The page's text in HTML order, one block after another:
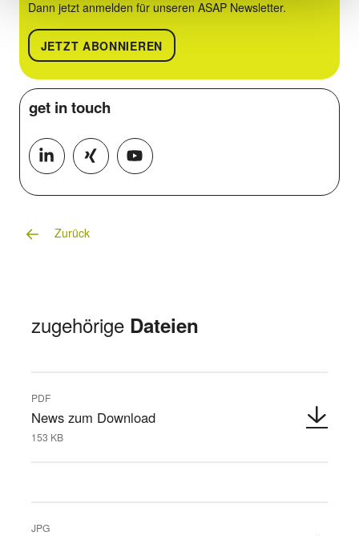
Dann jetzt anmelden für unseren ASAP Newsletter.
JETZT ABONNIEREN
get intouch
Zurück
zugehörige Dateien
PDF
News zum Download
153 KB
JPG